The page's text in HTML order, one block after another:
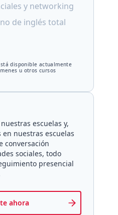
y networking
de inglés total
disponible actualmente
u otros cursos
escuelas y,
nuestras escuelas
conversación
sociales, todo
presencial
ahora